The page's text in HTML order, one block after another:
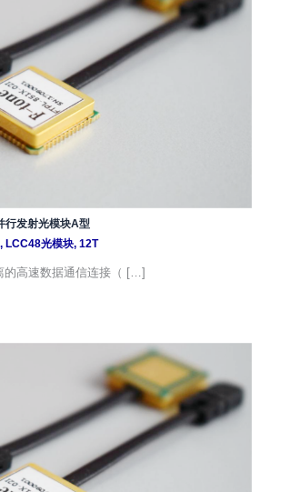
行发射光模块A型
, LCC48光模块, 12T
的高速数据通信连接（ […]